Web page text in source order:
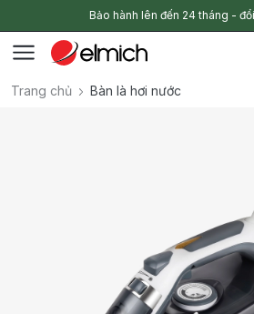
Bảo hành lên đến 24 tháng -
Trang chủ Bàn là hơi nước